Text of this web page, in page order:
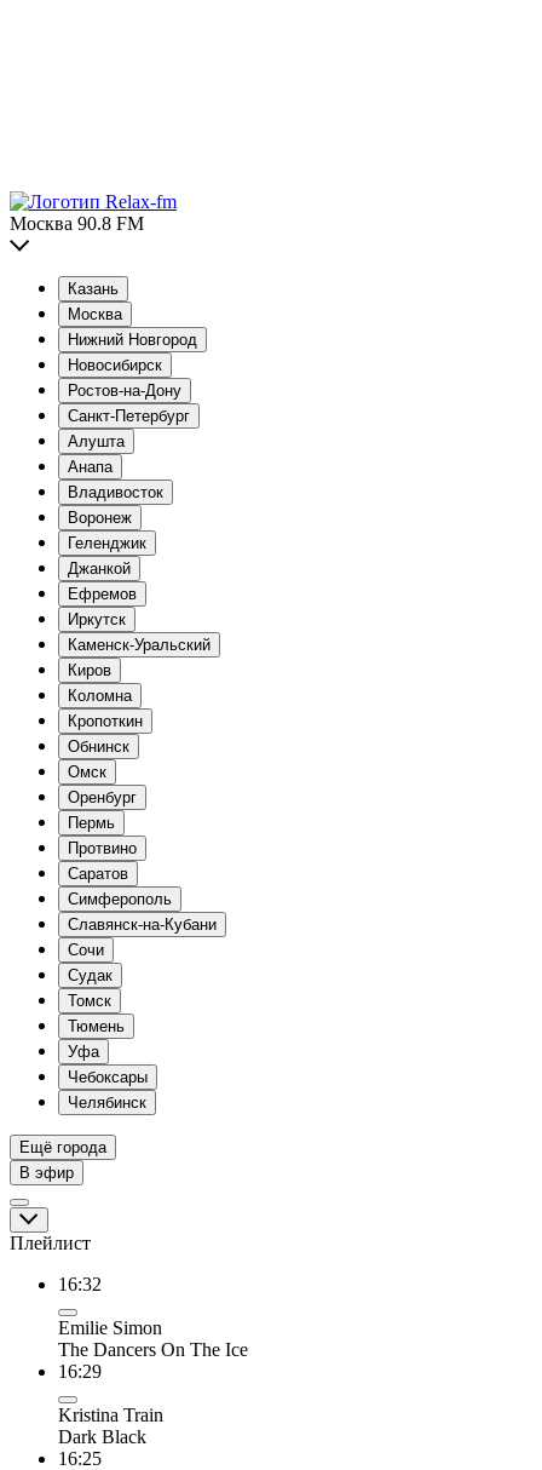
Москва 90.8 FM
Казань
Москва
Нижний Новгород
Новосибирск
Ростов-на-Дону
Санкт-Петербург
Алушта
Анапа
Владивосток
Воронеж
Геленджик
Джанкой
Ефремов
Иркутск
Каменск-Уральский
Киров
Коломна
Кропоткин
Обнинск
Омск
Оренбург
Пермь
Протвино
Саратов
Симферополь
Славянск-на-Кубани
Сочи
Судак
Томск
Тюмень
Уфа
Чебоксары
Челябинск
Ещё города
В эфир
Плейлист
16:32
Emilie Simon
The Dancers On The Ice
16:29
Kristina Train
Dark Black
16:25